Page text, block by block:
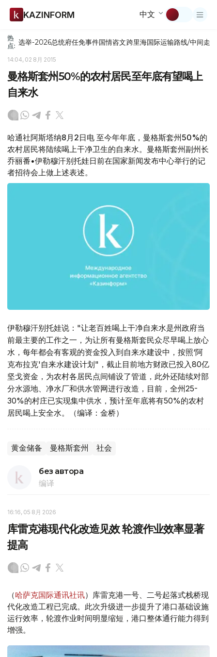
KAZINFORM 中文
热
点: 选举-2026总统府任免事件国情咨文跨里海国际运输路线/中间走廊
14:04, 02 8月 2015
曼格斯套州50%的农村居民至年底有望喝上
自来水
哈通社阿斯塔纳8月2日电 至今年年底，曼格斯套州50%的
农村居民将陆续喝上干净卫生的自来水。曼格斯套州副州长
乔丽番•伊勒穆汗别托娃日前在国家新闻发布中心举行的记
者招待会上做上述表述。
伊勒穆汗别托娃说："让老百姓喝上干净自来水是州政府当
前最主要的工作之一，为让所有曼格斯套民众尽早喝上放心
水，每年都会有客观的资金投入到自来水建设中，按照‘阿
克布拉克'自来水建设计划"，截止目前地方财政已投入80亿
坚戈资金，为农村各居民点间铺设了管道，此外还陆续对部
分水源地、净水厂和供水管网进行改造，目前，全州25-
30%的村庄已实现集中供水，预计至年底将有50%的农村
居民喝上安全水。（编译：金桥）
黄金储备 曼格斯套州 社会
без автора
编译
16:16, 05 8月 2026
库雷克港现代化改造见效 轮渡作业效率显著
提高
（哈萨克国际通讯社讯）库雷克港一号、二号起落式栈桥现
代化改造工程已完成。此次升级进一步提升了港口基础设施
运行效率，轮渡作业时间明显缩短，港口整体通行能力得到
增强。